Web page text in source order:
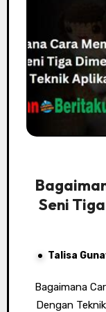
Seni
Talisa
Bagaimana Cara Membuat Karya Seni Tiga Dimensi
Dengan